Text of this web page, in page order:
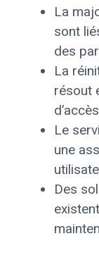
La
sont
des
La
résout
d’accès
Le
une
Des